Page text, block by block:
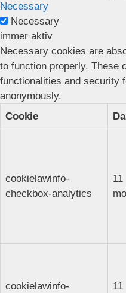
Necessary
Necessary
immer aktiv
Necessary cookies are
to function properly. These
functionalities and security
anonymously.
Cookie
cookielawinfo-
checkbox-analytics
11
cookielawinfo-
11